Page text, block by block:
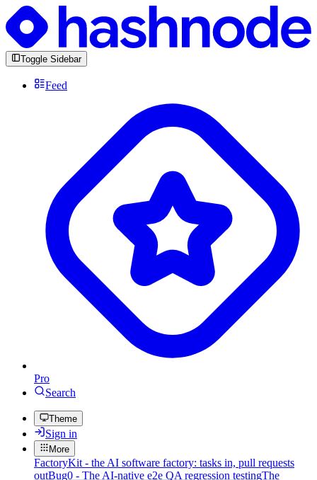
Toggle Sidebar
Feed
Pro
Search
Theme
Sign in
More
FactoryKit - the AI software factory: tasks in, pull requests
outBug0 - The AI-native e2e QA regression testingThe